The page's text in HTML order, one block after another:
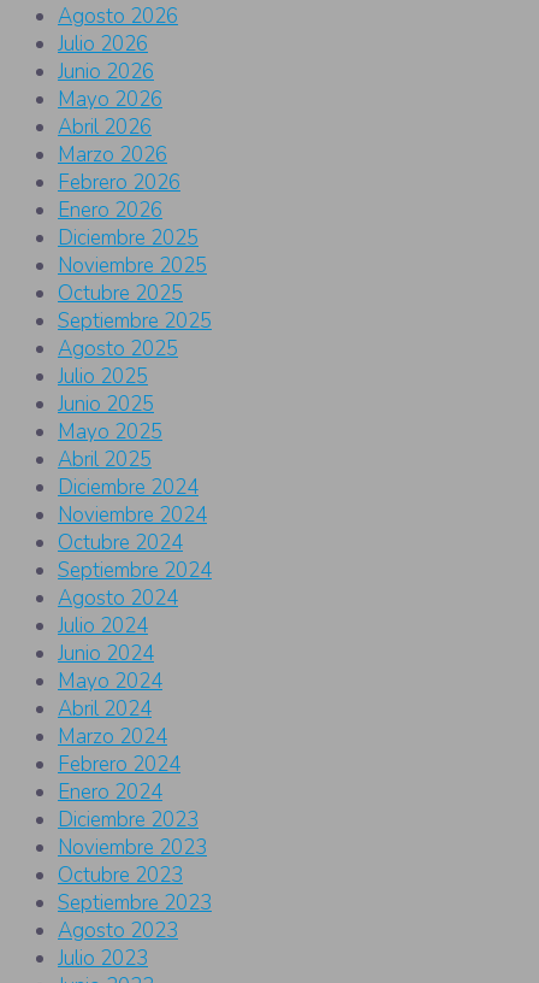
Agosto 2026
Julio 2026
Junio 2026
Mayo 2026
Abril 2026
Marzo 2026
Febrero 2026
Enero 2026
Diciembre 2025
Noviembre 2025
Octubre 2025
Septiembre 2025
Agosto 2025
Julio 2025
Junio 2025
Mayo 2025
Abril 2025
Diciembre 2024
Noviembre 2024
Octubre 2024
Septiembre 2024
Agosto 2024
Julio 2024
Junio 2024
Mayo 2024
Abril 2024
Marzo 2024
Febrero 2024
Enero 2024
Diciembre 2023
Noviembre 2023
Octubre 2023
Septiembre 2023
Agosto 2023
Julio 2023